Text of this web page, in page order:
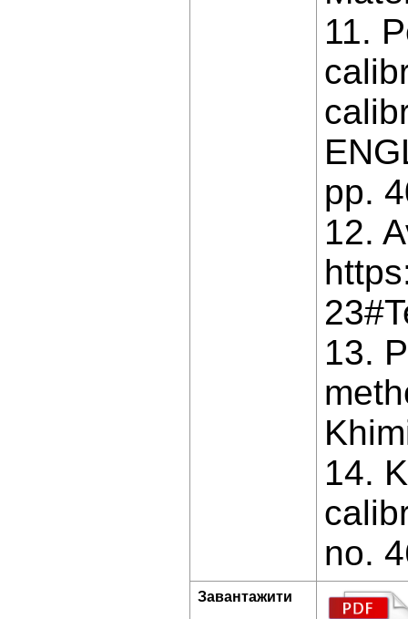
11.
pp.
12.
13.
14.
no.
Завантажити